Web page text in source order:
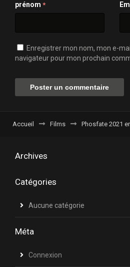
prénom *
Enregistrer mon nom, mon e-
navigateur pour mon prochain
Accueil Films Phosfate 2021
Archives
Catégories
Aucune catégorie
Méta
Connexion